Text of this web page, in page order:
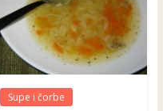
Supe i čorbe